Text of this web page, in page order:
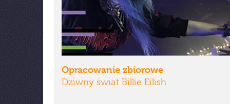
Opracowanie zbiorowe
Dziwny świat Billie Eilish